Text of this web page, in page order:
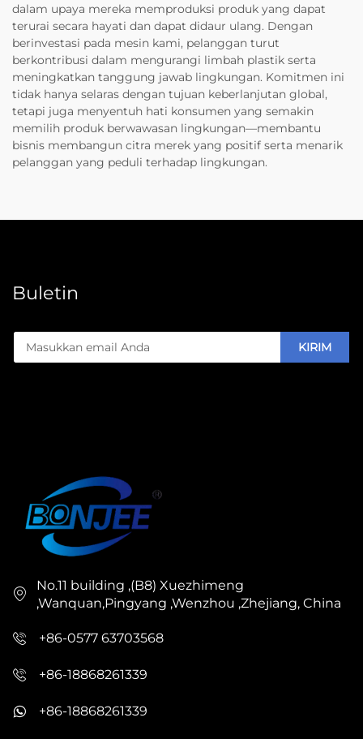
dalam upaya mereka memproduksi produk yang dapat
terurai secara hayati dan dapat didaur ulang. Dengan
berinvestasi pada mesin kami, pelanggan turut
berkontribusi dalam mengurangi limbah plastik serta
meningkatkan tanggung jawab lingkungan. Komitmen ini
tidak hanya selaras dengan tujuan keberlanjutan global,
tetapi juga menyentuh hati konsumen yang semakin
memilih produk berwawasan lingkungan—membantu
bisnis membangun citra merek yang positif serta menarik
pelanggan yang peduli terhadap lingkungan.
Buletin
KIRIM
No.11 building ,(B8) Xuezhimeng
,Wanquan,Pingyang ,Wenzhou ,Zhejiang, China
+86-0577 63703568
+86-18868261339
+86-18868261339